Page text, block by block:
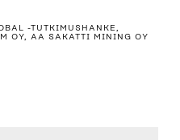
-TUTKIMUSHANKE,
OY, AA SAKATTI MINING OY